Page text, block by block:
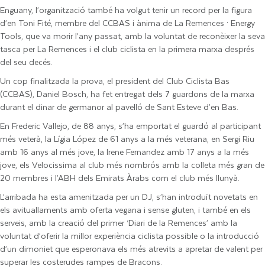
Enguany, l’organització també ha volgut tenir un record per la figura
d’en Toni Fité, membre del CCBAS i ànima de La Remences · Energy
Tools, que va morir l’any passat, amb la voluntat de reconèixer la seva
tasca per La Remences i el club ciclista en la primera marxa després
del seu decés.
Un cop finalitzada la prova, el president del Club Ciclista Bas
(CCBAS), Daniel Bosch, ha fet entregat dels 7 guardons de la marxa
durant el dinar de germanor al pavelló de Sant Esteve d’en Bas.
En Frederic Vallejo, de 88 anys, s’ha emportat el guardó al participant
més veterà, la Lígia López de 61 anys a la més veterana, en Sergi Riu
amb 16 anys al més jove, la Irene Fernandez amb 17 anys a la més
jove, els Velocissima al club més nombrós amb la colleta més gran de
20 membres i l’ABH dels Emirats Àrabs com el club més llunyà.
L’arribada ha esta amenitzada per un DJ, s’han introduït novetats en
els avituallaments amb oferta vegana i sense gluten, i també en els
serveis, amb la creació del primer ‘Diari de la Remences’ amb la
voluntat d’oferir la millor experiència ciclista possible o la introducció
d’un dimoniet que esperonava els més atrevits a apretar de valent per
superar les costerudes rampes de Bracons.